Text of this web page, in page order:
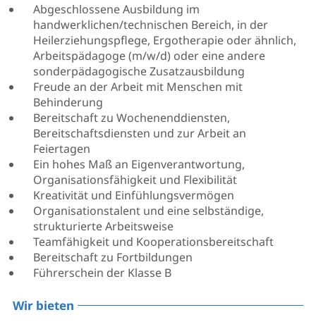
Abgeschlossene Ausbildung im
handwerklichen/technischen Bereich, in der
Heilerziehungspflege, Ergotherapie oder ähnlich,
Arbeitspädagoge (m/w/d) oder eine andere
sonderpädagogische Zusatzausbildung
Freude an der Arbeit mit Menschen mit
Behinderung
Bereitschaft zu Wochenenddiensten,
Bereitschaftsdiensten und zur Arbeit an
Feiertagen
Ein hohes Maß an Eigenverantwortung,
Organisationsfähigkeit und Flexibilität
Kreativität und Einfühlungsvermögen
Organisationstalent und eine selbständige,
strukturierte Arbeitsweise
Teamfähigkeit und Kooperationsbereitschaft
Bereitschaft zu Fortbildungen
Führerschein der Klasse B
Wir bieten